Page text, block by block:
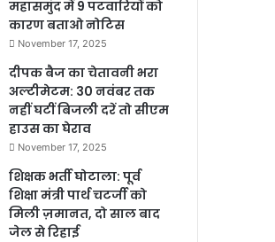
महासमुंद में 9 पटवारियों को
कारण बताओ नोटिस
November 17, 2025
दीपक बैज का चेतावनी भरा
अल्टीमेटम: 30 नवंबर तक
नहीं घटीं बिजली दरें तो सीएम
हाउस का घेराव
November 17, 2025
शिक्षक भर्ती घोटाला: पूर्व
शिक्षा मंत्री पार्थ चटर्जी को
मिली ज़मानत, दो साल बाद
जेल से रिहाई